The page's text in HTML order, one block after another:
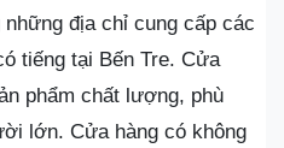
địa chỉ cung cấp các
tiếng tại Bến Tre. Cửa
phẩm chất lượng, phù
lớn. Cửa hàng có không